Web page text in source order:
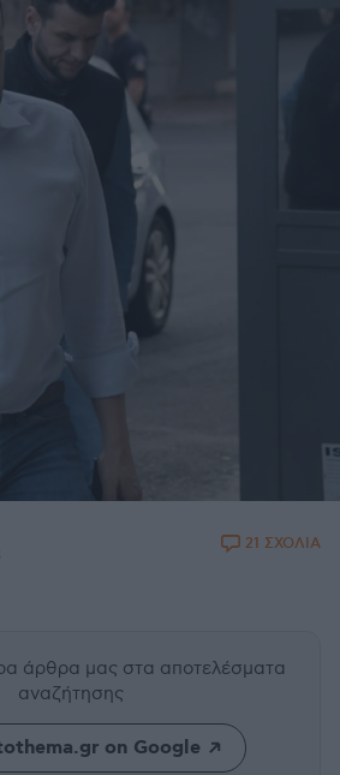
21 ΣΧΟΛΙΑ
άρθρα μας στα αποτελέσματα
αναζήτησης
on Google